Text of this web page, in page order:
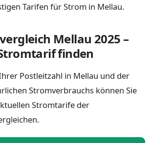
Tarifen für Strom in Mellau.
Mellau 2025 –
finden
Postleitzahl in Mellau und der
Stromverbrauchs können Sie
Stromtarife der